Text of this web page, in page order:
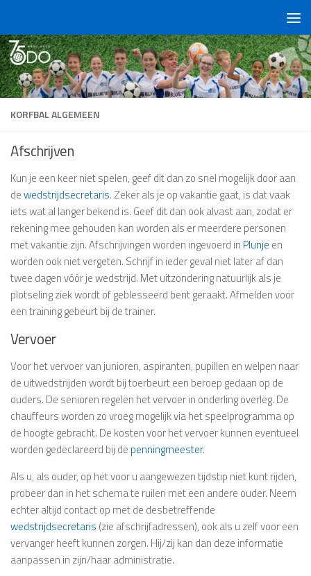
KORFBAL ALGEMEEN
Afschrijven
Kun je een keer niet spelen, geef dit dan zo snel mogelijk door aan
dewedstrijdsecretaris. Zeker als je op vakantie gaat, is dat vaak
iets wat al langer bekend is. Geef dit dan ook alvast aan, zodat er
rekening mee gehouden kan worden als er meerdere personen
met vakantie zijn. Afschrijvingen worden ingevoerd in Plunje en
worden ook niet vergeten. Schrijf in ieder geval niet later af dan
twee dagen vóór je wedstrijd. Met uitzondering natuurlijk als je
plotseling ziek wordt of geblesseerd bent geraakt. Afmelden voor
een training gebeurt bij de trainer.
Vervoer
Voor het vervoer van junioren, aspiranten, pupillen en welpen naar
de uitwedstrijden wordt bij toerbeurt een beroep gedaan op de
ouders. De senioren regelen het vervoer in onderling overleg. De
chauffeurs worden zo vroeg mogelijk via het speelprogramma op
de hoogte gebracht. De kosten voor het vervoer kunnen eventueel
worden gedeclareerd bij de penningmeester.
Als u, als ouder, op het voor u aangewezen tijdstip niet kunt rijden,
probeer dan in het schema te ruilen met een andere ouder. Neem
echter altijd contact op met de desbetreffende
wedstrijdsecretaris (zie afschrijfadressen), ook als u zelf voor een
vervanger heeft kunnen zorgen. Hij/zij kan dan deze informatie
aanpassen in zijn/haar administratie.